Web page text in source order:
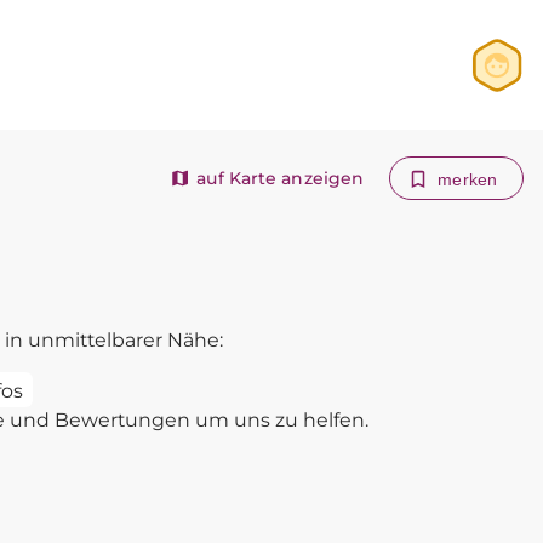
Registrieren
auf Karte anzeigen merken
unmittelbarer Nähe:
und Bewertungen um uns zu helfen.